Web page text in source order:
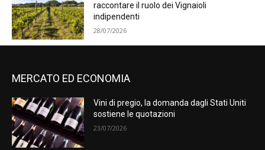
raccontare il ruolo dei Vignaioli
indipendenti
28/07/2026
MERCATO ED ECONOMIA
Vini di pregio, la domanda dagli Stati Uniti
sostiene le quotazioni
23/07/2026